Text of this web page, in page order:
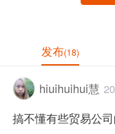
发布(18)
hiuihuihui慧
搞不懂有些贸易公